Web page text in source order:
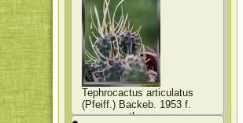
Tephrocactus articulatus
(Pfeiff.) Backeb. 1953 f.
papyracanthus